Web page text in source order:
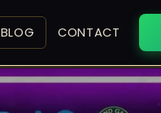
BLOG CONTACT